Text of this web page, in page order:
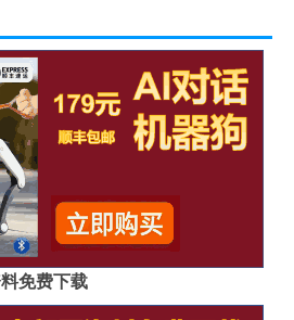
免费下载